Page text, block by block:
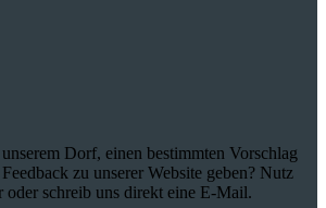
Dorf, einen bestimmten Vorschlag
zu unserer Website geben? Nutz
oder schreib uns direkt eine E-Mail.